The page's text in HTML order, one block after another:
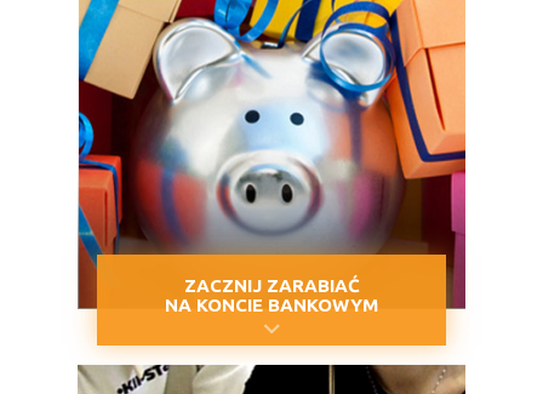
ZACZNIJ ZARABIAĆ
NA KONCIE BANKOWYM